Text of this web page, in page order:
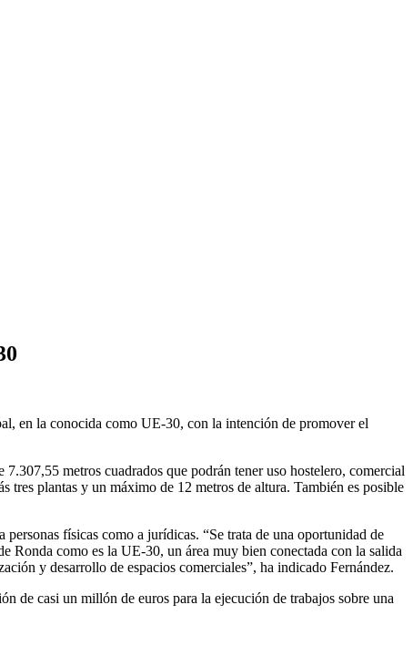
en la conocida como UE-30, con la intención de promover el
metros cuadrados que podrán tener uso hostelero, comercial
tres plantas y un máximo de 12 metros de altura. También es posible
físicas como a jurídicas. “Se trata de una oportunidad de
Ronda como es la UE-30, un área muy bien conectada con la salida
y desarrollo de espacios comerciales”, ha indicado Fernández.
de casi un millón de euros para la ejecución de trabajos sobre una